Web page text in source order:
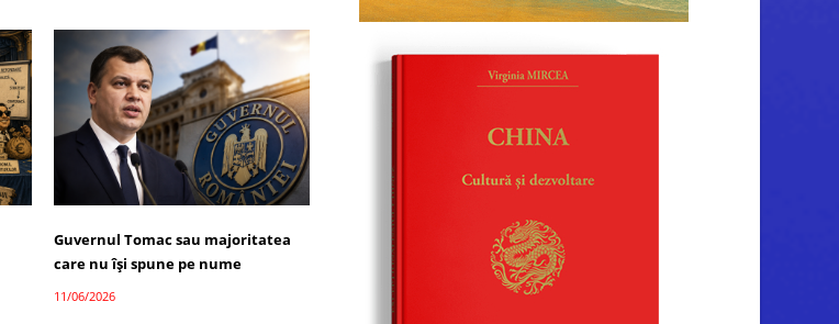
Guvernul Tomac sau majoritatea
care nu își spune pe nume
11/06/2026